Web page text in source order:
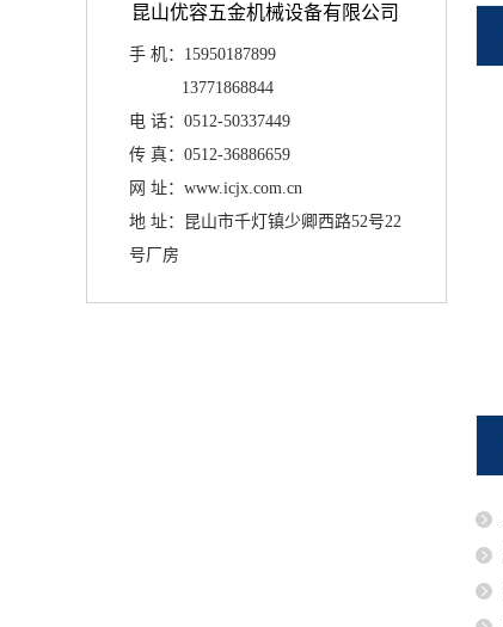
昆山优容五金机械设备有限公司
手 机：15950187899
13771868844
电 话：0512-50337449
传 真： 0512-36886659
网 址：www.icjx.com.cn
地 址：昆山市千灯镇少卿西路52号22
号厂房